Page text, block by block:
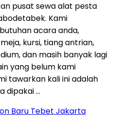
pusat sewa alat pesta
Kami
acara anda,
kursi, tiang antrian,
dan masih banyak lagi
yang belum kami
tawarkan kali ini adalah
dipakai …